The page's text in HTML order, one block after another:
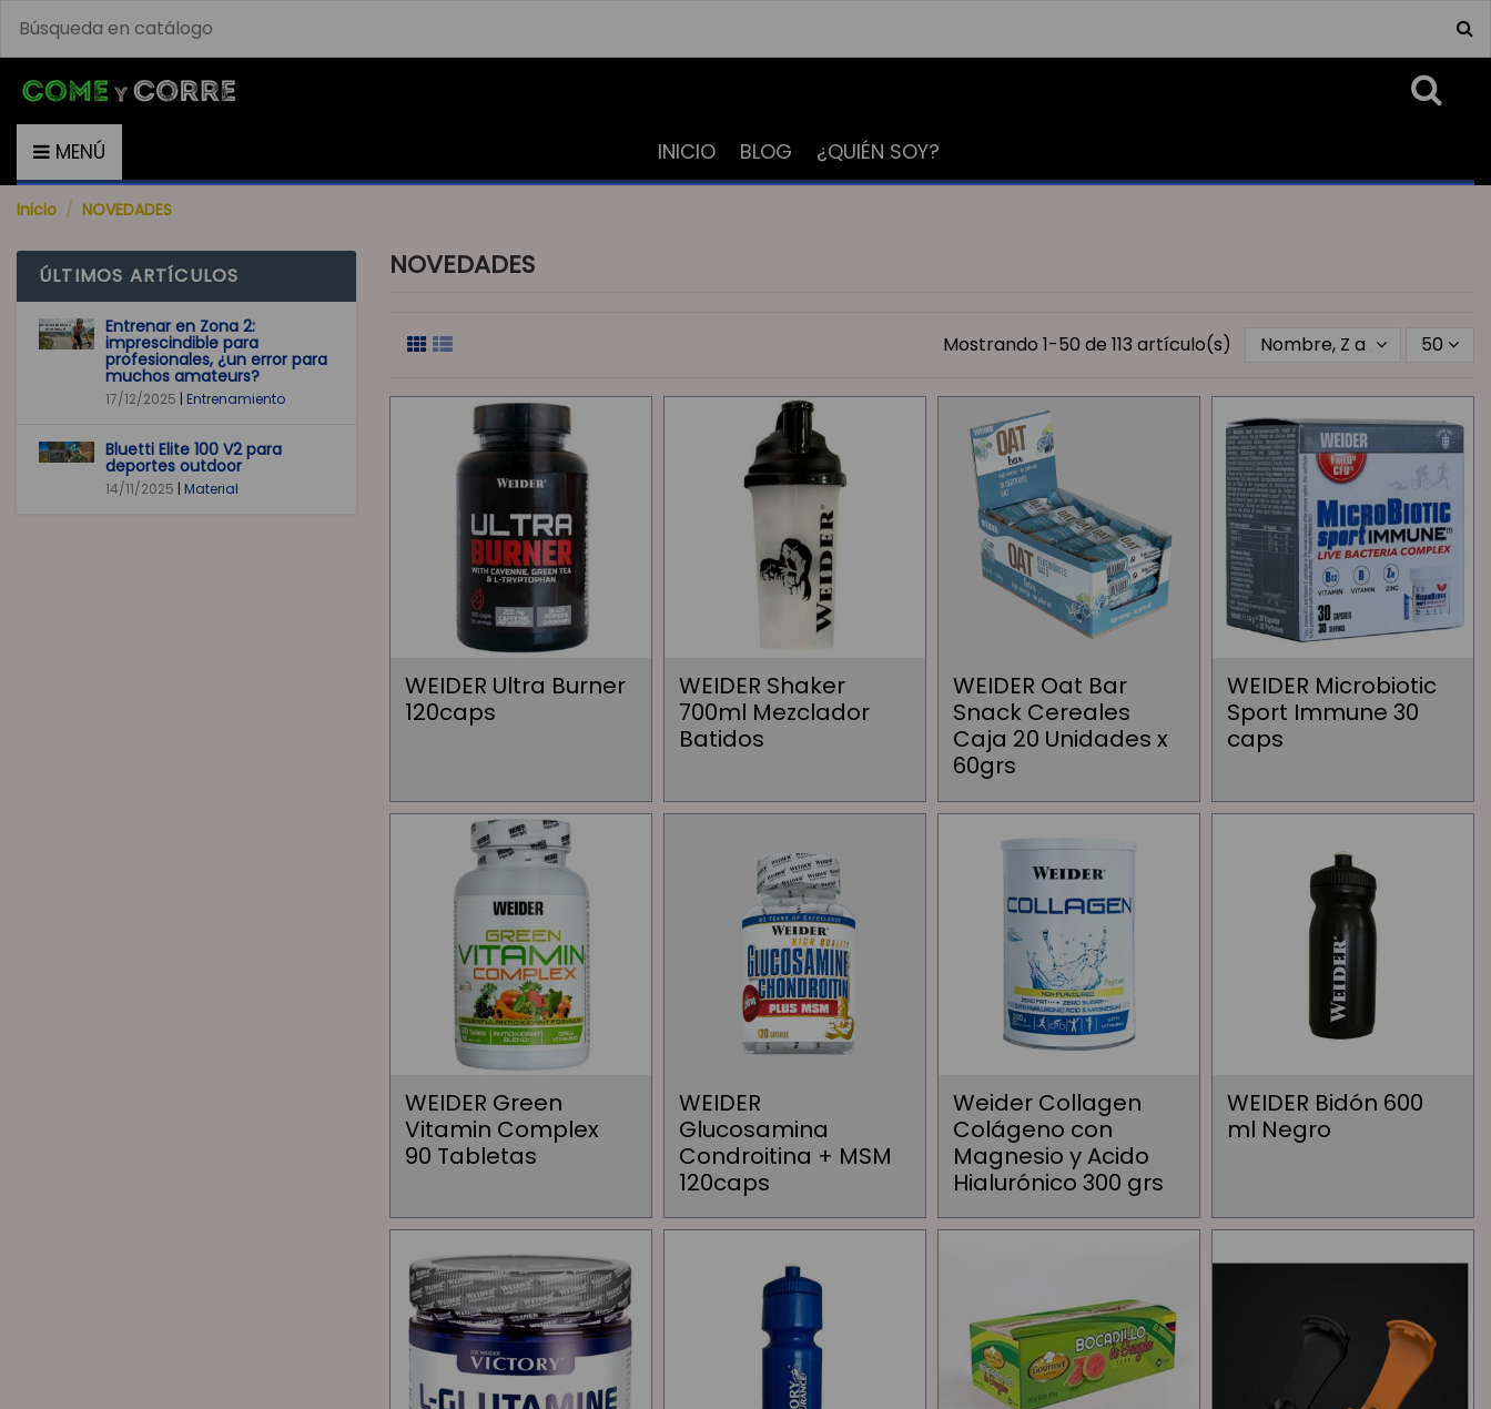
MENÚ INICIO BLOG ¿QUIÉN SOY?
Inicio NOVEDADES
NOVEDADES
Mostrando 1-50 de 113 artículo(s) Nombre, Z a A 50
WEIDER Ultra Burner
120caps
WEIDER Shaker
700ml Mezclador
Batidos
WEIDER Oat Bar
Snack Cereales
Caja 20 Unidades x
60grs
WEIDER Microbiotic
Sport Immune 30
caps
WEIDER Green
Vitamin Complex
90 Tabletas
WEIDER
Glucosamina
Condroitina + MSM
120caps
Weider Collagen
Colágeno con
Magnesio y Acido
Hialurónico 300 grs
WEIDER Bidón 600
ml Negro
ÚLTIMOS ARTÍCULOS
Entrenar en Zona 2:
imprescindible para
profesionales, ¿un error para
muchos amateurs?
17/12/2025 | Entrenamiento
Bluetti Elite 100 V2 para
deportes outdoor
14/11/2025 | Material